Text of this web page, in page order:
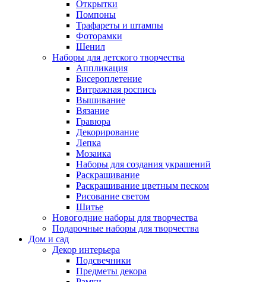
Открытки
Помпоны
Трафареты и штампы
Фоторамки
Шенил
Наборы для детского творчества
Аппликация
Бисероплетение
Витражная роспись
Вышивание
Вязание
Гравюра
Декорирование
Лепка
Мозаика
Наборы для создания украшений
Раскрашивание
Раскрашивание цветным песком
Рисование светом
Шитье
Новогодние наборы для творчества
Подарочные наборы для творчества
Дом и сад
Декор интерьера
Подсвечники
Предметы декора